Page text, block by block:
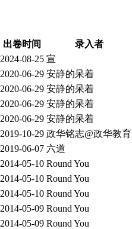
出卷时间
录入者
2024-08-25 宣
2020-06-29 安静的呆着
2020-06-29 安静的呆着
2020-06-29 安静的呆着
2020-06-29 安静的呆着
2019-10-29 政华铭志@政华教育
2019-06-07 六道
2014-05-10 Round You
2014-05-10 Round You
2014-05-10 Round You
2014-05-09 Round You
2014-05-09 Round You